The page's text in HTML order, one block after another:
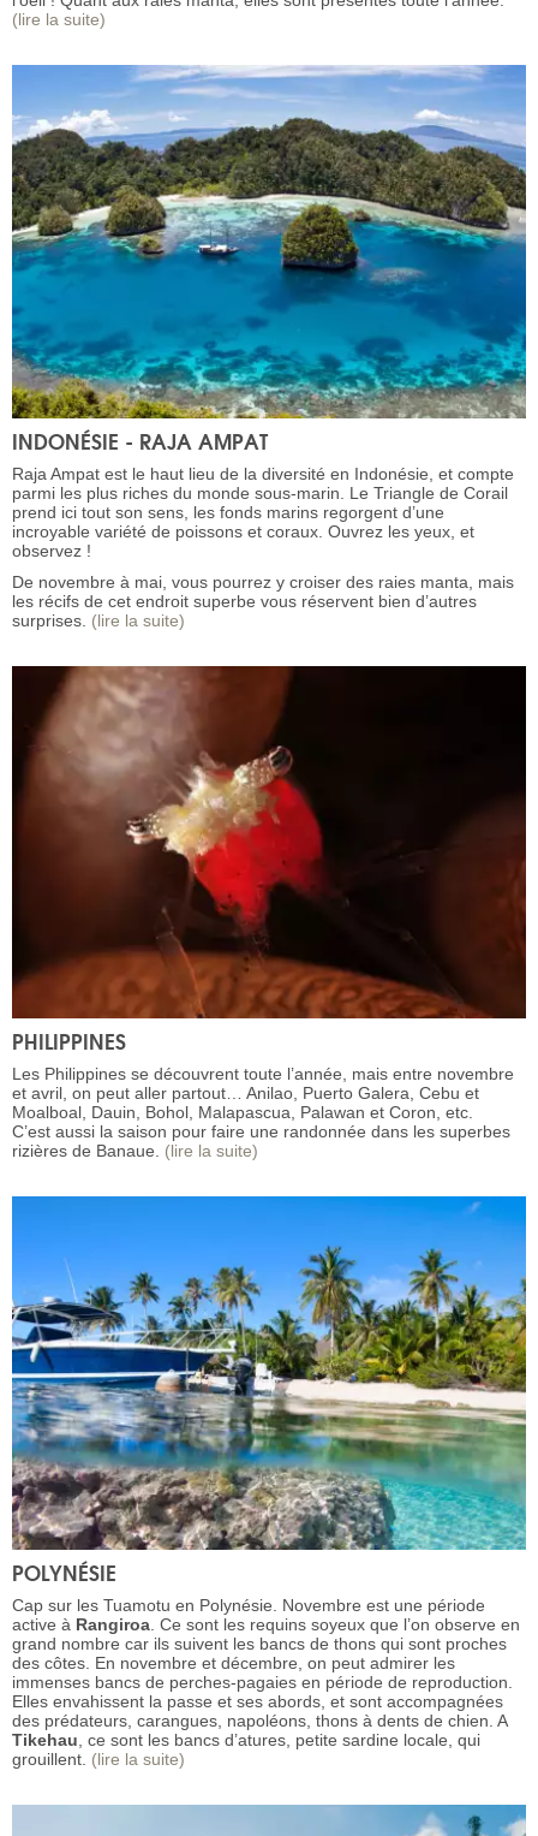
(lire la suite)
INDONÉSIE - RAJA AMPAT
Raja Ampat est le haut lieu de la diversité en Indonésie, et compte
parmi les plus riches du monde sous-marin. Le Triangle de Corail
prend ici tout son sens, les fonds marins regorgent d’une
incroyable variété de poissons et coraux. Ouvrez les yeux, et
observez !
De novembre à mai, vous pourrez y croiser des raies manta, mais
les récifs de cet endroit superbe vous réservent bien d’autres
surprises. (lire la suite)
PHILIPPINES
Les Philippines se découvrent toute l’année, mais entre novembre
et avril, on peut aller partout… Anilao, Puerto Galera, Cebu et
Moalboal, Dauin, Bohol, Malapascua, Palawan et Coron, etc.
C’est aussi la saison pour faire une randonnée dans les superbes
rizières de Banaue. (lire la suite)
POLYNÉSIE
Cap sur les Tuamotu en Polynésie. Novembre est une période
active à Rangiroa . Ce sont les requins soyeux que l’on observe en
grand nombre car ils suivent les bancs de thons qui sont proches
des côtes. En novembre et décembre, on peut admirer les
immenses bancs de perches-pagaies en période de reproduction.
Elles envahissent la passe et ses abords, et sont accompagnées
des prédateurs, carangues, napoléons, thons à dents de chien. A
Tikehau , ce sont les bancs d’atures, petite sardine locale, qui
grouillent. (lire la suite)